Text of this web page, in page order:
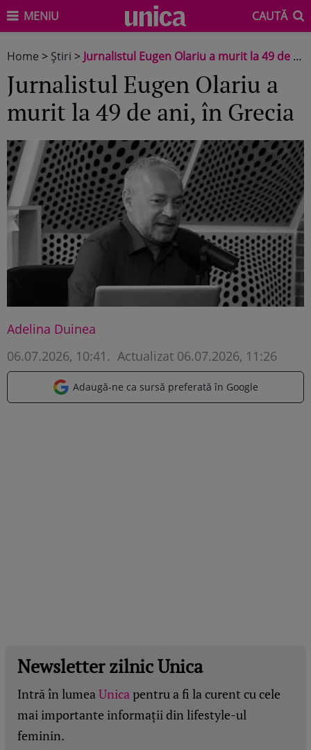
MENIU CAUTĂ
Home > Știri > Jurnalistul Eugen Olariu a murit la 49 de ani, în Grecia
Jurnalistul Eugen Olariu a
murit la 49 de ani, în Grecia
Adelina Duinea
06.07.2026, 10:41 . Actualizat 06.07.2026, 11:26
Adaugă-ne ca sursă preferată în Google
Newsletter zilnic Unica
Intră în lumeaUnicapentru a fi la curent cu cele
mai importante informații din lifestyle-ul
feminin.